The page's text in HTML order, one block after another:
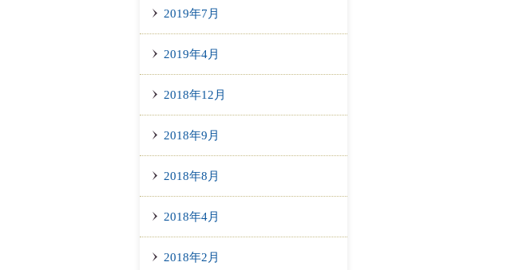
2019年7月
2019年4月
2018年12月
2018年9月
2018年8月
2018年4月
2018年2月